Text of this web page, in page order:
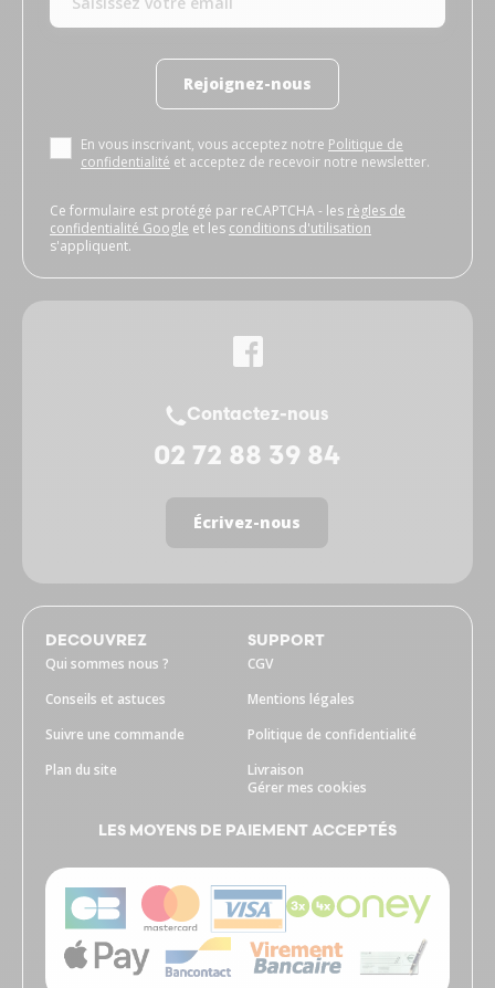
Rejoignez-nous
En vous inscrivant, vous acceptez notre Politique de
confidentialité et acceptez de recevoir notre newsletter.
Ce formulaire est protégé par reCAPTCHA - les règles de
confidentialité Google et les conditions d'utilisation
s'appliquent.
Contactez-nous
02 72 88 39 84
Écrivez-nous
DECOUVREZ
Qui sommes nous ?
Conseils et astuces
Suivre une commande
Plan du site
SUPPORT
CGV
Mentions légales
Politique de confidentialité
Livraison
Gérer mes cookies
LES MOYENS DE PAIEMENT ACCEPTÉS